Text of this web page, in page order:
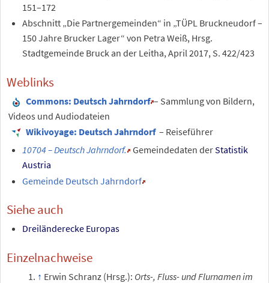
151–172
Abschnitt „Die Partnergemeinden“ in „TÜPL Bruckneudorf –
150 Jahre Brucker Lager“ von Petra Weiß, Hrsg.
Stadtgemeinde Bruck an der Leitha, April 2017, S. 422/423
Weblinks
Commons: Deutsch Jahrndorf – Sammlung von Bildern,
Videos und Audiodateien
Wikivoyage: Deutsch Jahrndorf – Reiseführer
10704 – Deutsch Jahrndorf. Gemeindedaten derStatistik
Austria
Gemeinde Deutsch Jahrndorf
Siehe auch
Dreiländerecke Europas
Einzelnachweise
Erwin Schranz (Hrsg.): Orts-, Fluss- und Flurnamen im